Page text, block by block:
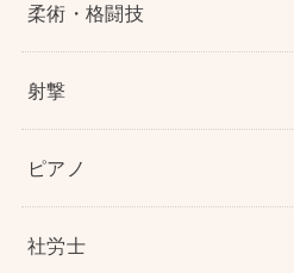
柔術・格闘技
射撃
ピアノ
社労士